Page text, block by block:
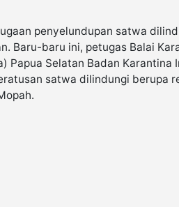
penyelundupan satwa
Baru-baru ini, petugas Balai
Papua Selatan Badan Karantina
satwa dilindungi berupa